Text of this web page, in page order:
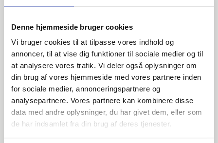
Denne hjemmeside bruger cookies
Vi bruger cookies til at tilpasse vores indhold og
annoncer, til at vise dig funktioner til sociale medier og til
at analysere vores trafik. Vi deler også oplysninger om
din brug af vores hjemmeside med vores partnere inden
for sociale medier, annonceringspartnere og
analysepartnere. Vores partnere kan kombinere disse
data med andre oplysninger, du har givet dem, eller som
de har indsamlet fra din brug af deres tjenester.
Wir sind für Sie da!
Bei Fragen zu Produkten, Dienstleistungen oder anderen
Anliegen helfen Wir Ihnen gerne weiter.